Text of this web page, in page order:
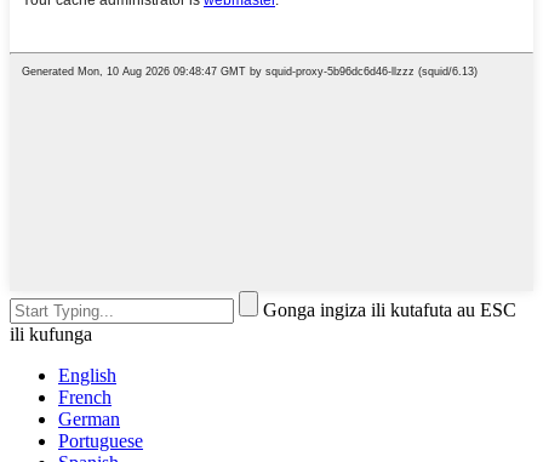
Gonga ingiza ili kutafuta au ESC
ili kufunga
English
French
German
Portuguese